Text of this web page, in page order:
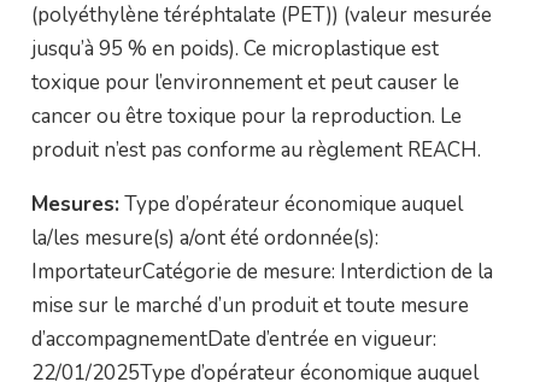
(polyéthylène téréphtalate (PET)) (valeur mesurée
jusqu’à 95 % en poids). Ce microplastique est
toxique pour l’environnement et peut causer le
cancer ou être toxique pour la reproduction. Le
produit n’est pas conforme au règlement REACH.
Mesures: Type d’opérateur économique auquel
la/les mesure(s) a/ont été ordonnée(s):
ImportateurCatégorie de mesure: Interdiction de la
mise sur le marché d’un produit et toute mesure
d’accompagnementDate d’entrée en vigueur:
22/01/2025Type d’opérateur économique auquel